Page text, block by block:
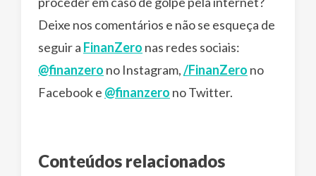
Deixe nos comentários e não se esqueça de
seguir a FinanZero nas redes sociais:
@finanzero no Instagram,/FinanZero no
Facebook e @finanzero no Twitter.
Conteúdos relacionados